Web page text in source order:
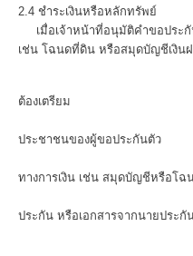
2.4 ชำระเงินหรือหลักทรัพย์
เมื่อเจ้าหน้าที่อนุมัติคำขอประกั
เช่น โฉนดที่ดิน หรือสมุดบัญชีเงิน
3. เอ
ต้องเตรียม
- บั
ประชาชนของผู้ขอประกันตัว
- เอ
ทางการเงิน เช่น สมุดบัญชีหรือโฉ
- หนั
ประกัน หรือเอกสารจากนายประ
4. คำ